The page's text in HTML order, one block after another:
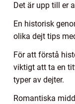
Det är upp till er
En historisk
olika dejt tips
För att förstå
viktigt att ta en
typer av dejter.
Romantiska